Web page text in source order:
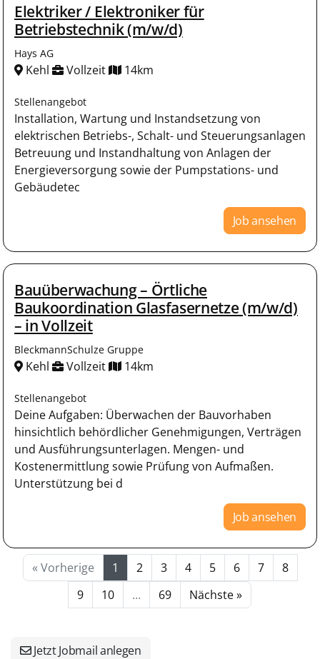
Elektriker / Elektroniker für
Betriebstechnik (m/w/d)
Hays AG
Kehl Vollzeit 14km
Stellenangebot
Installation, Wartung und Instandsetzung von
elektrischen Betriebs-, Schalt- und Steuerungsanlagen
Betreuung und Instandhaltung von Anlagen der
Energieversorgung sowie der Pumpstations- und
Gebäudetec
Job ansehen
Bauüberwachung – Örtliche
Baukoordination Glasfasernetze (m/w/d)
– in Vollzeit
BleckmannSchulze Gruppe
Kehl Vollzeit 14km
Stellenangebot
Deine Aufgaben: Überwachen der Bauvorhaben
hinsichtlich behördlicher Genehmigungen, Verträgen
und Ausführungsunterlagen. Mengen- und
Kostenermittlung sowie Prüfung von Aufmaßen.
Unterstützung bei d
Job ansehen
« Vorherige 1 2 3 4 5 6 7
8
9
10 … 69 Nächste »
Jetzt Jobmail anlegen